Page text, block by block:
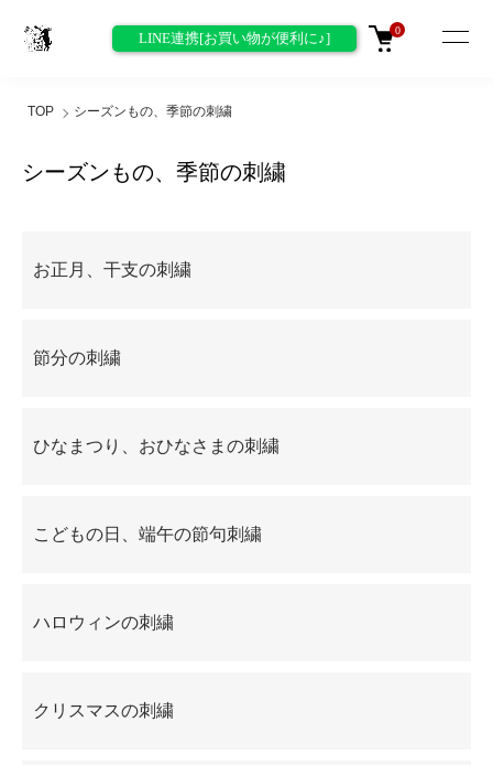
LINE連携[お買い物が便利に♪] 0
TOP シーズンもの、季節の刺繍
シーズンもの、季節の刺繍
お正月、干支の刺繍
節分の刺繍
ひなまつり、おひなさまの刺繍
こどもの日、端午の節句刺繍
ハロウィンの刺繍
クリスマスの刺繍